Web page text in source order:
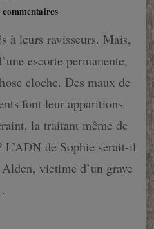
commentairessur
des
perdues
tome
:
Encore
coup
de
coeur
à leurs ravisseurs. Mais,
escorte permanente,
cloche. Des maux de
font leur apparitions
la traitant même de
L’ADN de Sophie serait-il
victime d’un grave